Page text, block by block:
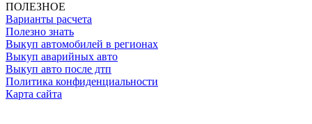
ПОЛЕЗНОЕ
Варианты расчета
Полезно знать
Выкуп автомобилей в регионах
Выкуп аварийных авто
Выкуп авто после дтп
Политика конфиденциальности
Карта сайта